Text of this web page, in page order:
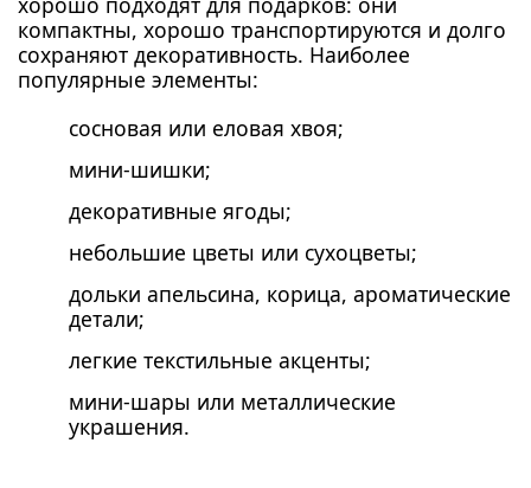
компактны, хорошо транспортируются и долго
сохраняют декоративность. Наиболее
популярные элементы:
сосновая или еловая хвоя;
мини-шишки;
декоративные ягоды;
небольшие цветы или сухоцветы;
дольки апельсина, корица, ароматические
детали;
легкие текстильные акценты;
мини-шары или металлические
украшения.